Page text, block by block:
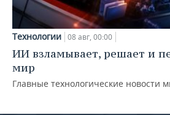
Технологии 08 авг, 00:00
ИИ взламывает, решает и
мир
Главные технологические новости